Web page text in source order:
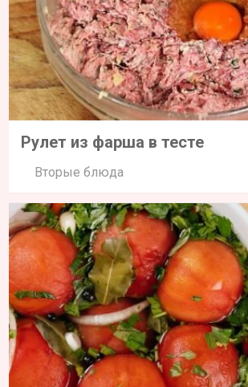
Рулет из фарша в тесте
Вторые блюда